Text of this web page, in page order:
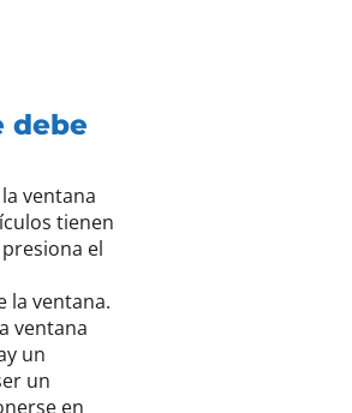
debe
ventana
tienen
el
la ventana.
ventana
un
un
en